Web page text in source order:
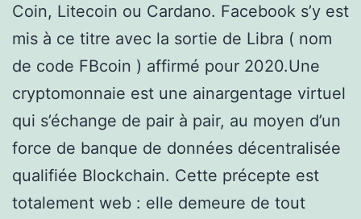
Coin, Litecoin ou Cardano. Facebook s’y est
mis à ce titre avec la sortie de Libra ( nom
de code FBcoin ) affirmé pour 2020.Une
cryptomonnaie est une ainargentage virtuel
qui s’échange de pair à pair, au moyen d’un
force de banque de données décentralisée
qualifiée Blockchain. Cette précepte est
totalement web : elle demeure de tout